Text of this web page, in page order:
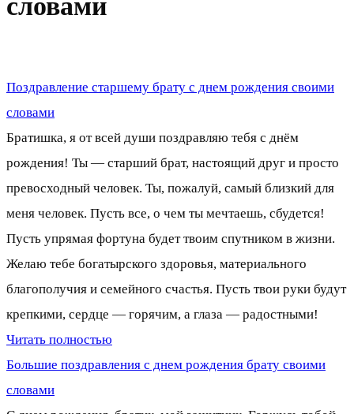
Поздравление старшему брату с днем рождения своими
словами
Братишка, я от всей души поздравляю тебя с днём
рождения! Ты — старший брат, настоящий друг и просто
превосходный человек. Ты, пожалуй, самый близкий для
меня человек. Пусть все, о чем ты мечтаешь, сбудется!
Пусть упрямая фортуна будет твоим спутником в жизни.
Желаю тебе богатырского здоровья, материального
благополучия и семейного счастья. Пусть твои руки будут
крепкими, сердце — горячим, а глаза — радостными!
Читать полностью
Большие поздравления с днем рождения брату своими
словами